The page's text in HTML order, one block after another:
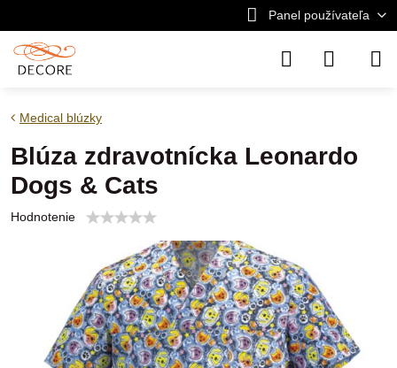
Panel používateľa
Medical blúzky
Blúza zdravotnícka Leonardo
Dogs & Cats
Hodnotenie